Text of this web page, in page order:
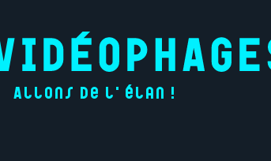
Allons de l'élan !